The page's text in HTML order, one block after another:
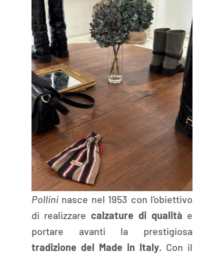
Pollini nasce nel 1953 con l’obiettivo
di realizzare calzature di qualità e
tradizione del Made in Italy. Con il